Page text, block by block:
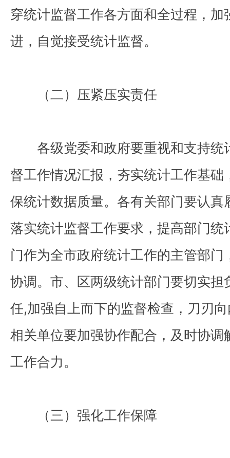
穿统计监督工作各方面和全过程，
进，自觉接受统计监督。
（二）压紧压实责任
各级党委和政府要重视和支持统
督工作情况汇报，夯实统计工作基
保统计数据质量。各有关部门要认
落实统计监督工作要求，提高部门
门作为全市政府统计工作的主管部
协调。市、区两级统计部门要切实
任,加强自上而下的监督检查，刀刃
相关单位要加强协作配合，及时协
工作合力。
（三）强化工作保障